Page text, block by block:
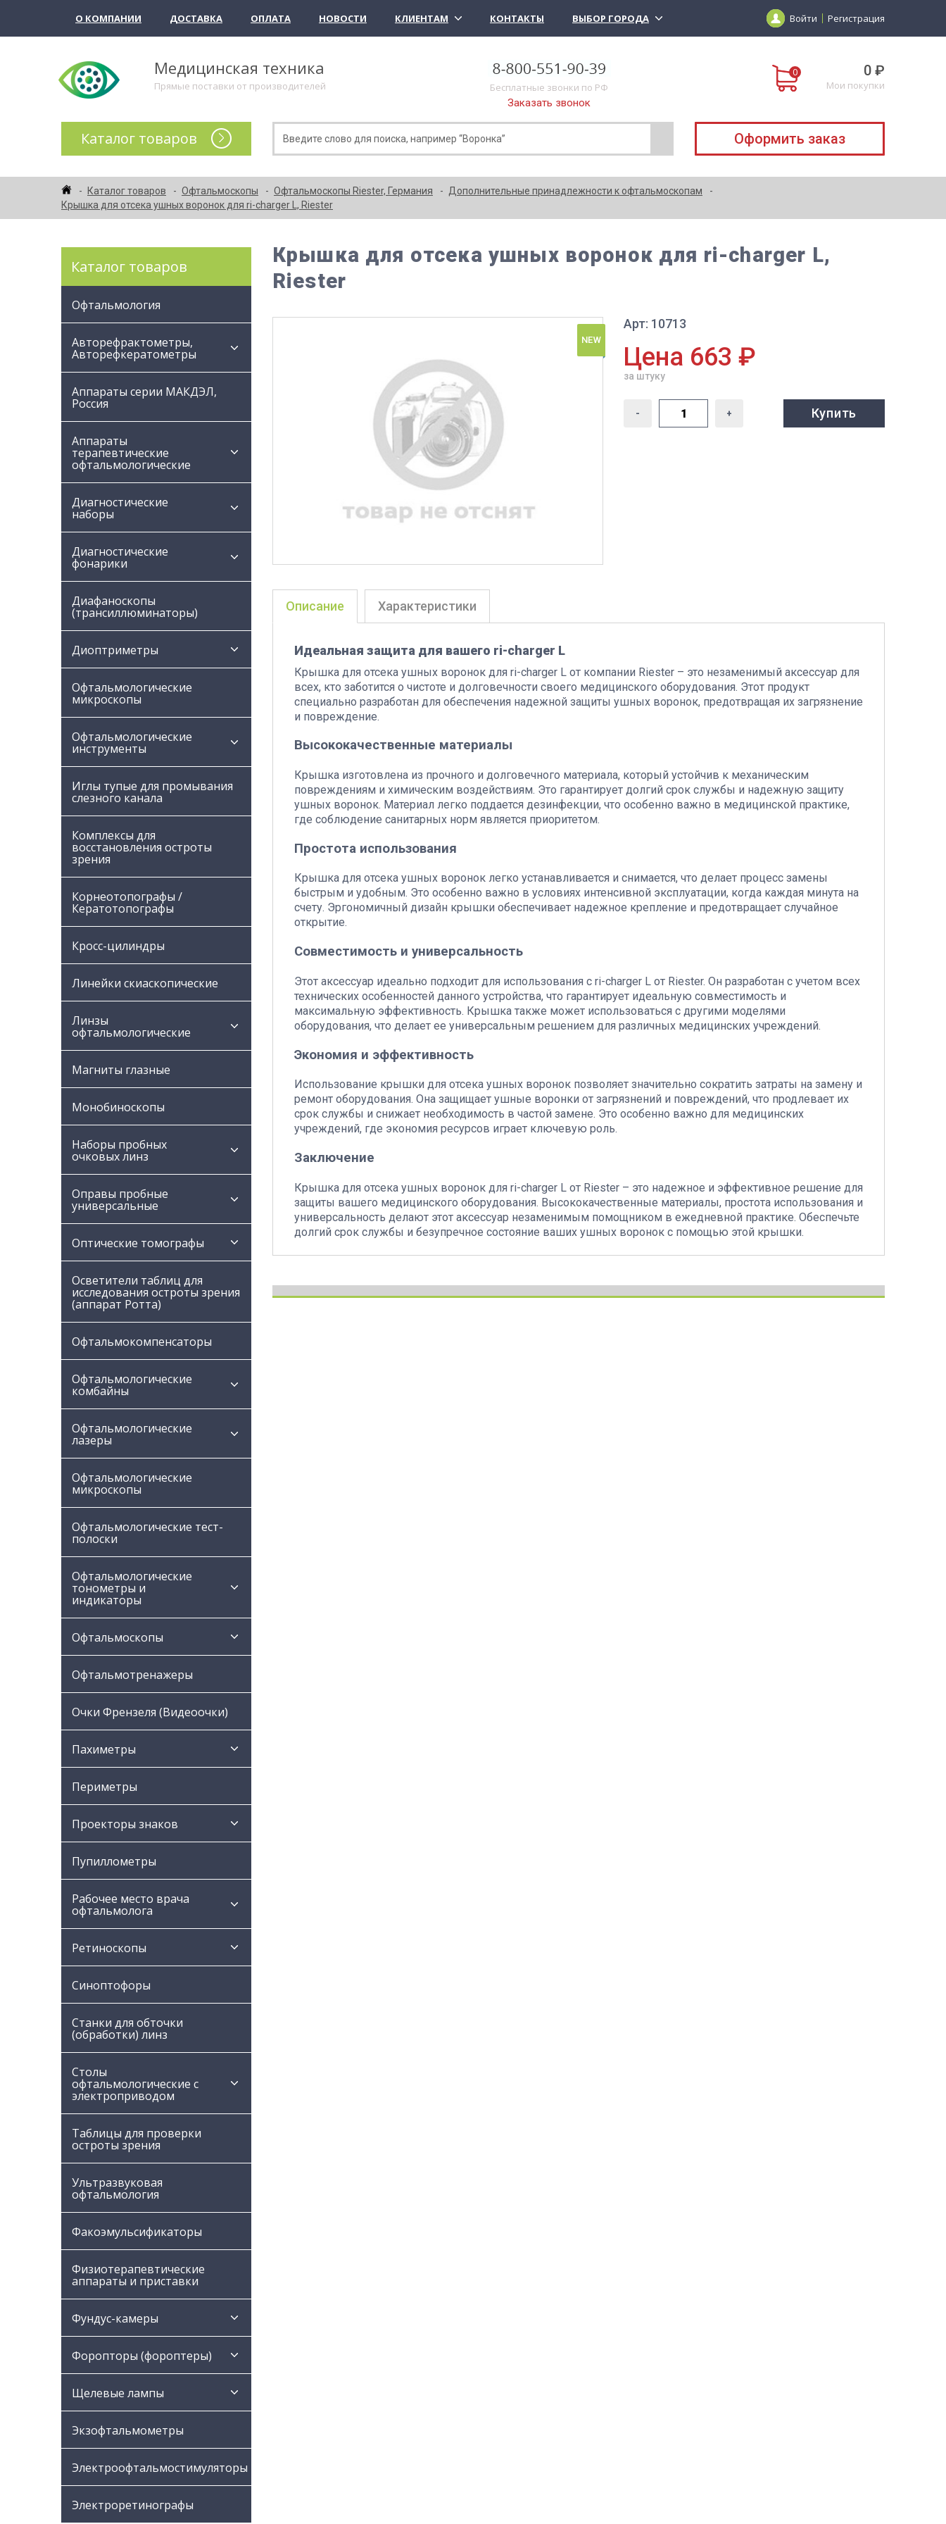
О КОМПАНИИ ДОСТАВКА ОПЛАТА НОВОСТИ КЛИЕНТАМ КОНТАКТЫ ВЫБОР ГОРОДА Войти Регистрация
Медицинская техника
Прямые поставки от производителей
Бесплатные звонки по РФ
Заказать звонок
0 ₽
Мои покупки
Каталог товаров Оформить заказ
Каталог товаров Офтальмоскопы Офтальмоскопы Riester, Германия
Дополнительные принадлежности к офтальмоскопам
Крышка для отсека ушных воронок для ri-charger L, Riester
Каталог товаров
Офтальмология
Авторефрактометры,
Авторефкератометры
Аппараты серии МАКДЭЛ,
Россия
Аппараты
терапевтические
офтальмологические
Диагностические
наборы
Диагностические
фонарики
Диафаноскопы
(трансиллюминаторы)
Диоптриметры
Офтальмологические
микроскопы
Офтальмологические
инструменты
Иглы тупые для промывания
слезного канала
Комплексы для
восстановления остроты
зрения
Корнеотопографы /
Кератотопографы
Кросс-цилиндры
Линейки скиаскопические
Линзы
офтальмологические
Магниты глазные
Монобиноскопы
Наборы пробных
очковых линз
Оправы пробные
универсальные
Оптические томографы
Осветители таблиц для
исследования остроты зрения
(аппарат Ротта)
Офтальмокомпенсаторы
Офтальмологические
комбайны
Офтальмологические
лазеры
Офтальмологические
микроскопы
Офтальмологические тест-
полоски
Офтальмологические
тонометры и
индикаторы
Офтальмоскопы
Офтальмотренажеры
Очки Френзеля (Видеоочки)
Пахиметры
Периметры
Проекторы знаков
Пупиллометры
Рабочее место врача
офтальмолога
Ретиноскопы
Синоптофоры
Станки для обточки
(обработки) линз
Столы
офтальмологические с
электроприводом
Таблицы для проверки
остроты зрения
Ультразвуковая
офтальмология
Факоэмульсификаторы
Физиотерапевтические
аппараты и приставки
Фундус-камеры
Форопторы (фороптеры)
Щелевые лампы
Экзофтальмометры
Электроофтальмостимуляторы
Электроретинографы
Крышка для отсека ушных воронок для ri-charger L,
Riester
NEW
Арт: 10713
Цена 663 ₽
за штуку
- + Купить
Описание
Идеальная защита для вашего ri-charger L
Крышка для отсека ушных воронок для ri-charger L от компании Riester – это незаменимый аксессуар для
всех, кто заботится о чистоте и долговечности своего медицинского оборудования. Этот продукт
специально разработан для обеспечения надежной защиты ушных воронок, предотвращая их загрязнение
и повреждение.
Высококачественные материалы
Крышка изготовлена из прочного и долговечного материала, который устойчив к механическим
повреждениям и химическим воздействиям. Это гарантирует долгий срок службы и надежную защиту
ушных воронок. Материал легко поддается дезинфекции, что особенно важно в медицинской практике,
где соблюдение санитарных норм является приоритетом.
Простота использования
Крышка для отсека ушных воронок легко устанавливается и снимается, что делает процесс замены
быстрым и удобным. Это особенно важно в условиях интенсивной эксплуатации, когда каждая минута на
счету. Эргономичный дизайн крышки обеспечивает надежное крепление и предотвращает случайное
открытие.
Совместимость и универсальность
Этот аксессуар идеально подходит для использования с ri-charger L от Riester. Он разработан с учетом всех
технических особенностей данного устройства, что гарантирует идеальную совместимость и
максимальную эффективность. Крышка также может использоваться с другими моделями
оборудования, что делает ее универсальным решением для различных медицинских учреждений.
Экономия и эффективность
Использование крышки для отсека ушных воронок позволяет значительно сократить затраты на замену и
ремонт оборудования. Она защищает ушные воронки от загрязнений и повреждений, что продлевает их
срок службы и снижает необходимость в частой замене. Это особенно важно для медицинских
учреждений, где экономия ресурсов играет ключевую роль.
Заключение
Крышка для отсека ушных воронок для ri-charger L от Riester – это надежное и эффективное решение для
защиты вашего медицинского оборудования. Высококачественные материалы, простота использования и
универсальность делают этот аксессуар незаменимым помощником в ежедневной практике. Обеспечьте
долгий срок службы и безупречное состояние ваших ушных воронок с помощью этой крышки.
Характеристики